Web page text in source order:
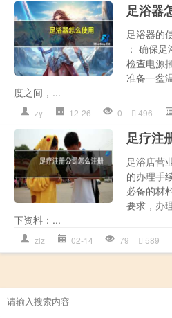
足浴器
足浴器的
： 确保
检查电源
准备一盆
度之间，...
zy 12-26 0 496
足疗注
足浴店营
的办理手
必备的材
要求，办
下资料：...
zlz 02-14 79 589